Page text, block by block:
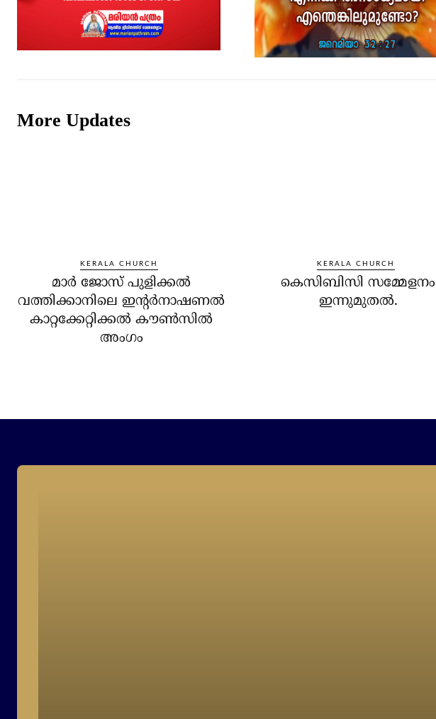
More Updates
KERALA CHURCH
മാര്‍ ജോസ് പുളിക്കല്‍
വത്തിക്കാനിലെ ഇന്റര്‍നാഷണല്‍
കാറ്റക്കേറ്റിക്കല്‍ കൗണ്‍സില്‍
അംഗം
KERALA CHURCH
കെസിബിസി സമ്മേളനം
ഇന്നുമുതല്‍.